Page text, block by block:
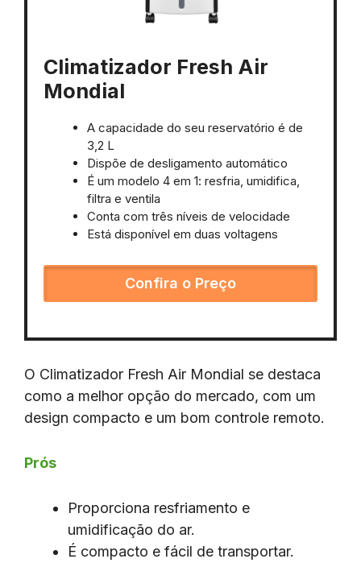
Climatizador Fresh Air
Mondial
A capacidade do seu reservatório é de
3,2 L
Dispõe de desligamento automático
É um modelo 4 em 1: resfria, umidifica,
filtra e ventila
Conta com três níveis de velocidade
Está disponível em duas voltagens
Confira o Preço
O Climatizador Fresh Air Mondial se destaca
como a melhor opção do mercado, com um
design compacto e um bom controle remoto.
Prós
Proporciona resfriamento e
umidificação do ar.
É compacto e fácil de transportar.